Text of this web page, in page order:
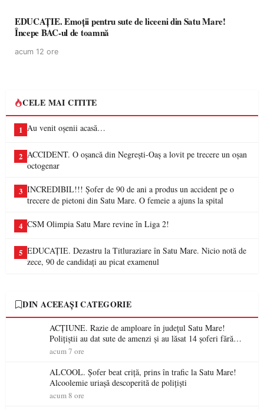
EDUCAȚIE. Emoții pentru sute de liceeni din Satu Mare!
Începe BAC-ul de toamnă
acum 12 ore
CELE MAI CITITE
1 Au venit oșenii acasă…
2 ACCIDENT. O oșancă din Negrești-Oaș a lovit pe trecere un oșan
octogenar
3 INCREDIBIL!!! Șofer de 90 de ani a produs un accident pe o
trecere de pietoni din Satu Mare. O femeie a ajuns la spital
4 CSM Olimpia Satu Mare revine în Liga 2!
5 EDUCAȚIE. Dezastru la Titluraziare în Satu Mare. Nicio notă de
zece, 90 de candidați au picat examenul
DIN ACEEAȘI CATEGORIE
ACȚIUNE. Razie de amploare în județul Satu Mare!
Polițiștii au dat sute de amenzi și au lăsat 14 șoferi fără
permis într-o singură zi
acum 7 ore
ALCOOL. Șofer beat criță, prins în trafic la Satu Mare!
Alcoolemie uriașă descoperită de polițiști
acum 8 ore